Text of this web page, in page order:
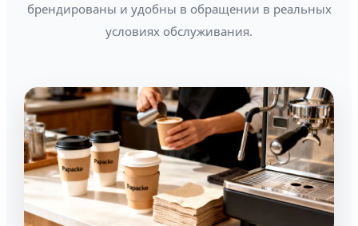
брендированы и удобны в обращении в реальных
условиях обслуживания.